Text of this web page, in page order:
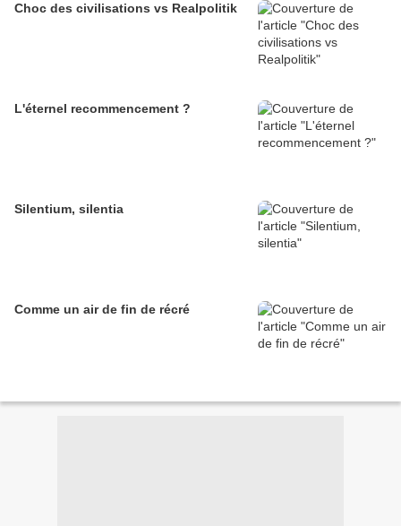
Choc des civilisations vs Realpolitik
L'éternel recommencement ?
Silentium, silentia
Comme un air de fin de récré